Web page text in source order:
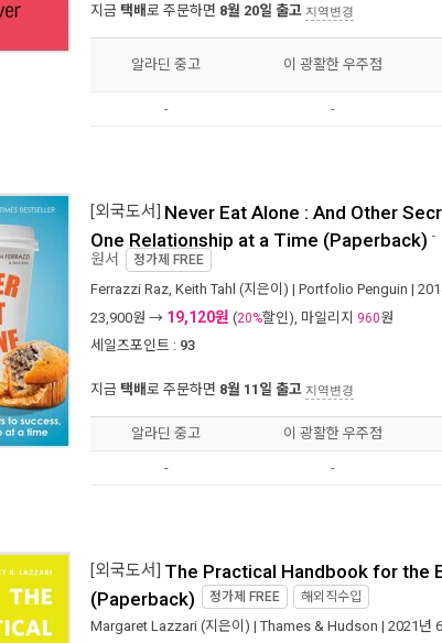
지금 택배로 주문하면 8월 20일 출고 지역변경
알라딘 중고 이 광활한 우주점
- -
[외국도서] Never Eat Alone : And Other
One Relationship at a Time (Paperback) -
원서 정가제 FREE
Ferrazzi Raz, Keith Tahl (지은이) | Portfolio Penguin |
23,900원 → 19,120원 (20%할인), 마일리지 960원
세일즈포인트 : 93
지금 택배로 주문하면 8월 11일 출고 지역변경
알라딘 중고 이 광활한 우주점
- -
[외국도서] The Practical Handbook for the
(Paperback) 정가제 FREE 해외직수입
Margaret Lazzari (지은이) |Thames & Hudson | 2021년